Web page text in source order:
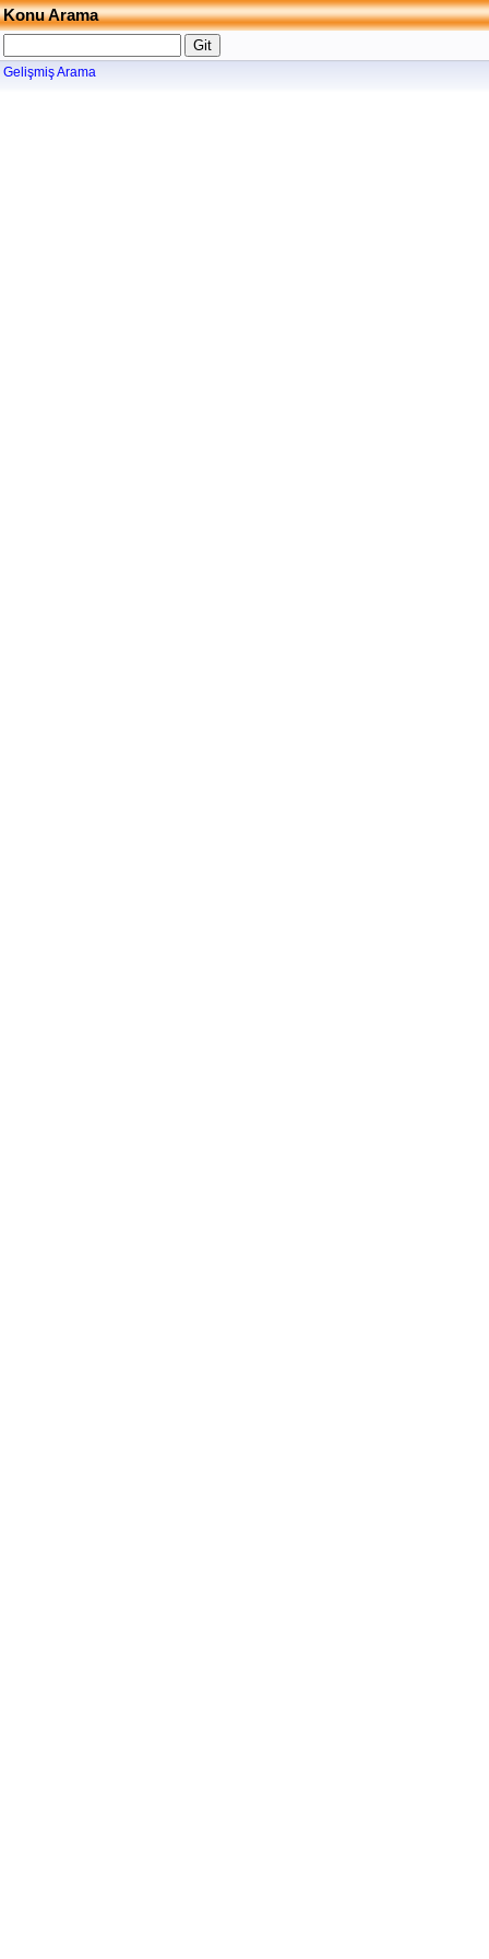
Konu Arama
Gelişmiş Arama